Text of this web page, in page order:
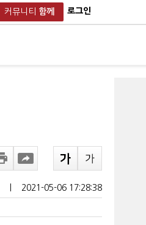
커뮤니티 함께 로그인
2021-05-06 17:28:38